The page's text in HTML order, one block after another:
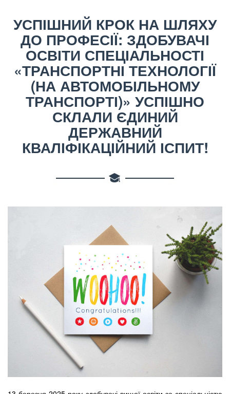
УСПІШНИЙ КРОК НА ШЛЯХУ
ДО ПРОФЕСІЇ: ЗДОБУВАЧІ
ОСВІТИ СПЕЦІАЛЬНОСТІ
«ТРАНСПОРТНІ ТЕХНОЛОГІЇ
(НА АВТОМОБІЛЬНОМУ
ТРАНСПОРТІ)» УСПІШНО
СКЛАЛИ ЄДИНИЙ
ДЕРЖАВНИЙ
КВАЛІФІКАЦІЙНИЙ ІСПИТ!